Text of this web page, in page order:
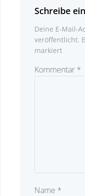
Schreibe
Deine E-Mail-
veröffentlicht.
markiert
Kommentar *
Name *